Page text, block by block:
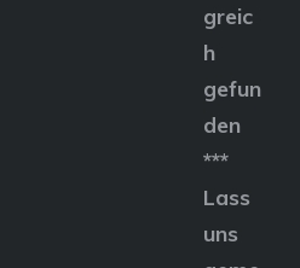
greic
h
gefun
den
***
Lass
uns